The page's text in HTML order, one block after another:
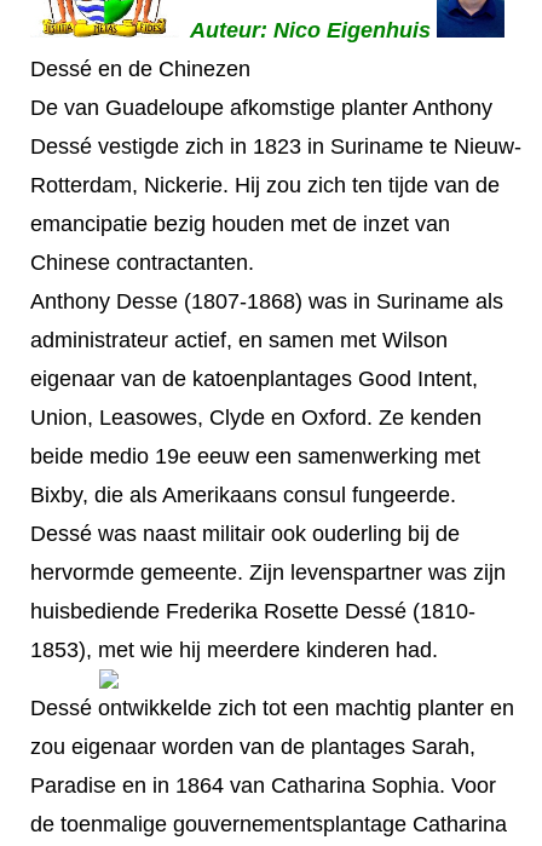
Auteur: Nico Eigenhuis
Dessé en de Chinezen
De van Guadeloupe afkomstige planter Anthony
Dessé vestigde zich in 1823 in Suriname te Nieuw-
Rotterdam, Nickerie. Hij zou zich ten tijde van de
emancipatie bezig houden met de inzet van
Chinese contractanten.
Anthony Desse (1807-1868) was in Suriname als
administrateur actief, en samen met Wilson
eigenaar van de katoenplantages Good Intent,
Union, Leasowes, Clyde en Oxford. Ze kenden
beide medio 19e eeuw een samenwerking met
Bixby, die als Amerikaans consul fungeerde.
Dessé was naast militair ook ouderling bij de
hervormde gemeente. Zijn levenspartner was zijn
huisbediende Frederika Rosette Dessé (1810-
1853), met wie hij meerdere kinderen had.
Dessé ontwikkelde zich tot een machtig planter en
zou eigenaar worden van de plantages Sarah,
Paradise en in 1864 van Catharina Sophia. Voor
de toenmalige gouvernementsplantage Catharina